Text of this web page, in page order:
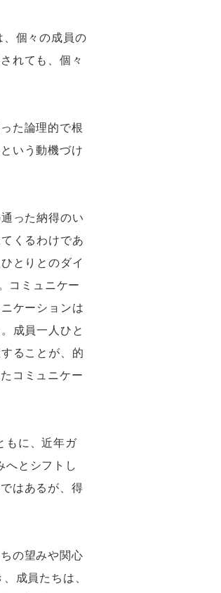
個々の成員の
れても、個々
た論理的で根
いう動機づけ
った納得のい
くるわけであ
とりとのダイ
コミュニケー
ケーションは
成員一人ひと
ることが、的
コミュニケー
もに、近年ガ
へとシフトし
はあるが、得
の望みや関心
成員たちは、